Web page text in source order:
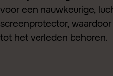
voor een nauwkeurige,
screenprotector,
tot het verleden behoren.